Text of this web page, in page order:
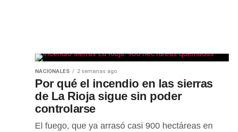
NACIONALES 2 semanas ago
Por qué el incendio en las sierras
de La Rioja sigue sin poder
controlarse
El fuego, que ya arrasó casi 900 hectáreas en